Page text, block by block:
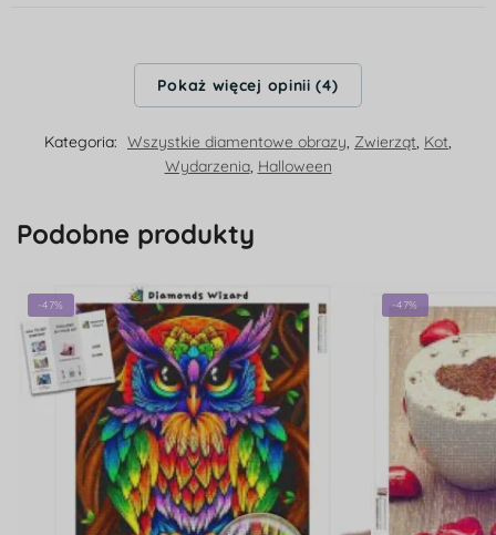
Pokaż więcej opinii (4)
Kategoria: Wszystkie diamentowe obrazy, Zwierząt, Kot,
Wydarzenia, Halloween
Podobne produkty
-47% -47%